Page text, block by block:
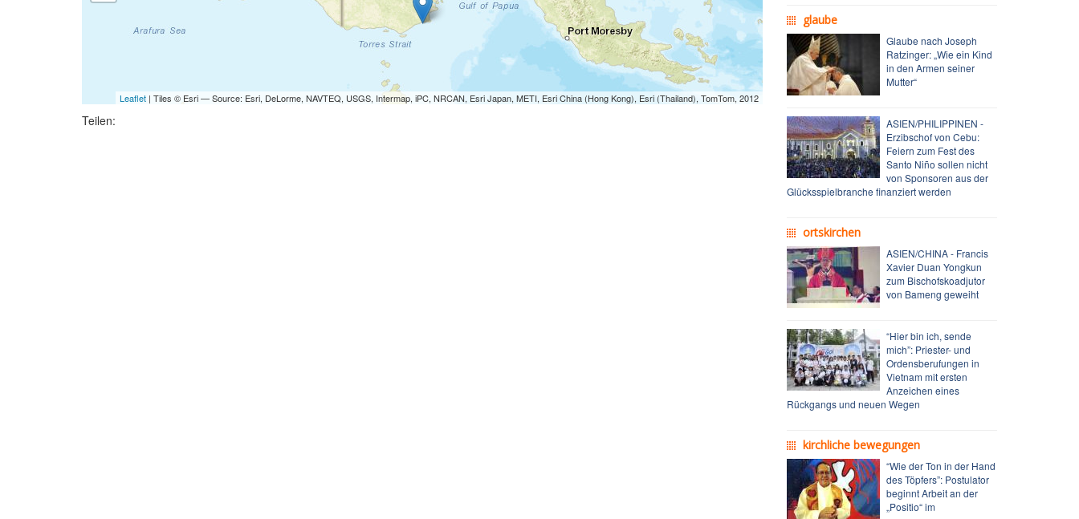
Leaflet| Tiles © Esri — Source: Esri, DeLorme, NAVTEQ, USGS, Intermap, iPC, NRCAN, Esri Japan, METI, Esri China (Hong Kong), Esri (Thailand), TomTom, 2012
Teilen:
glaube
Glaube nach Joseph
Ratzinger: „Wie ein Kind
in den Armen seiner
Mutter“
ASIEN/PHILIPPINEN -
Erzibschof von Cebu:
Feiern zum Fest des
Santo Niño sollen nicht
von Sponsoren aus der
Glücksspielbranche finanziert werden
ortskirchen
ASIEN/CHINA - Francis
Xavier Duan Yongkun
zum Bischofskoadjutor
von Bameng geweiht
“Hier bin ich, sende
mich”: Priester- und
Ordensberufungen in
Vietnam mit ersten
Anzeichen eines
Rückgangs und neuen Wegen
kirchliche bewegungen
“Wie der Ton in der Hand
des Töpfers”: Postulator
beginnt Arbeit an der
„Positio“ im